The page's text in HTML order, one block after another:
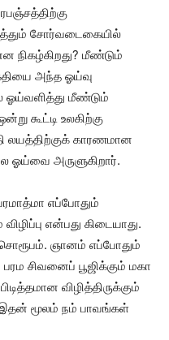
சோர்வடைகையில்
நிகழ்கிறது? மீண்டும்
அந்த ஓய்வு
ஓய்வளித்து மீண்டும்
கூட்டி உலகிற்கு
லயத்திற்குக் காரணமான
ஓய்வை அருளுகிறார்.
எப்போதும்
என்பது கிடையாது.
சொரூபம். ஞானம் எப்போதும்
பரம சிவனைப் பூஜிக்கும் மகா
விழித்திருக்கும்
மூலம் நம் பாவங்கள்